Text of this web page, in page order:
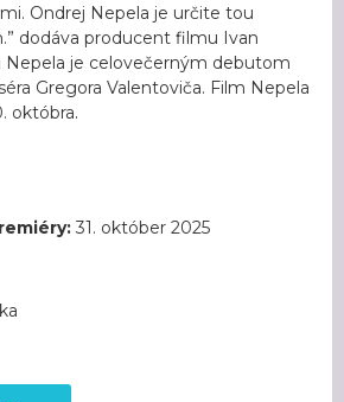
Ondrej Nepela je určite tou
dodáva producent filmu Ivan
Nepela je celovečerným debutom
Gregora Valentoviča. Film Nepela
októbra.
31. október 2025